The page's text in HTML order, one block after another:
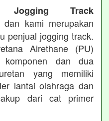
Jogging Track
dan kami merupakan
penjual jogging track.
Airethane (PU)
dan dua
yang memiliki
lantai olahraga dan
dari cat primer